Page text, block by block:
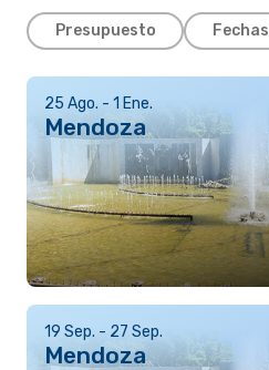
Presupuesto Fechas
25 Ago. - 1 Ene.
Mendoza
19 Sep. - 27 Sep.
Mendoza